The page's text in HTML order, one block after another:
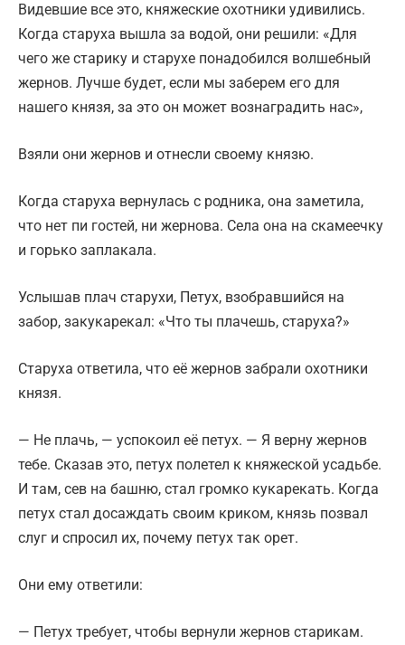
Видевшие все это, княжеские охотники удивились.
Когда старуха вышла за водой, они решили: «Для
чего же старику и старухе понадобился волшебный
жернов. Лучше будет, если мы заберем его для
нашего князя, за это он может вознаградить нас»,
Взяли они жернов и отнесли своему князю.
Когда старуха вернулась с родника, она заметила,
что нет пи гостей, ни жернова. Села она на скамеечку
и горько заплакала.
Услышав плач старухи, Петух, взобравшийся на
забор, закукарекал: «Что ты плачешь, старуха?»
Старуха ответила, что её жернов забрали охотники
князя.
— Не плачь, — успокоил её петух. — Я верну жернов
тебе. Сказав это, петух полетел к княжеской усадьбе.
И там, сев на башню, стал громко кукарекать. Когда
петух стал досаждать своим криком, князь позвал
слуг и спросил их, почему петух так орет.
Они ему ответили:
— Петух требует, чтобы вернули жернов старикам.